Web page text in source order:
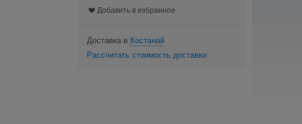
Добавить в избранное
Доставка в Костанай
Рассчитать стоимость доставки